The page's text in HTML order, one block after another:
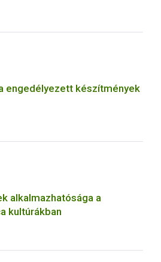
a meglévő engedély
vagy módosítására irányuló
engedélyezett készítmények
alkalmazhatósága a
kultúrákban